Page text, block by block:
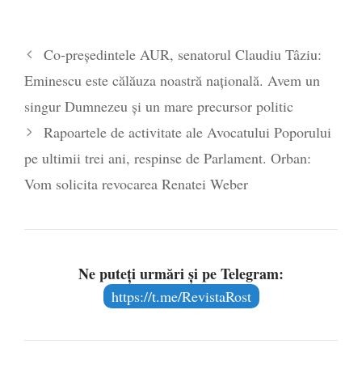
poetului Octavian Goga, înlăturat din Iași
- 16 aprilie 2026
Co-președintele AUR, senatorul Claudiu Tâziu:
Eminescu este călăuza noastră națională. Avem un
singur Dumnezeu și un mare precursor politic
Rapoartele de activitate ale Avocatului Poporului
pe ultimii trei ani, respinse de Parlament. Orban:
Vom solicita revocarea Renatei Weber
Ne puteți urmări și pe Telegram:
https://t.me/RevistaRost